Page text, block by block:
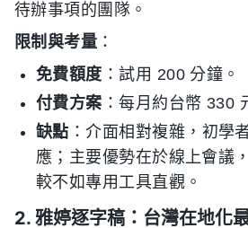
待辦事項的團隊。
限制與考量 ：
免費額度 ：試用 200 分鐘。
付費方案 ：每月約台幣 330
缺點 ：介面相對複雜，初學
應；主要優勢在於線上會議
較不如專用工具直觀。
2. 雅婷逐字稿：台灣在地化